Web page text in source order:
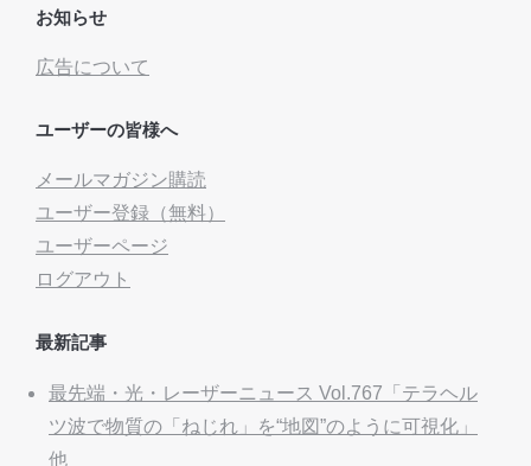
お知らせ
広告について
ユーザーの皆様へ
メールマガジン購読
ユーザー登録（無料）
ユーザーページ
ログアウト
最新記事
最先端・光・レーザーニュース Vol.767「テラヘル
ツ波で物質の「ねじれ」を“地図”のように可視化」
他